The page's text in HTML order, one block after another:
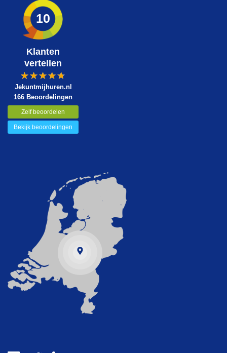
10
Klanten
vertellen
Jekuntmijhuren.nl
166 Beoordelingen
Zelf beoordelen
Bekijk beoordelingen